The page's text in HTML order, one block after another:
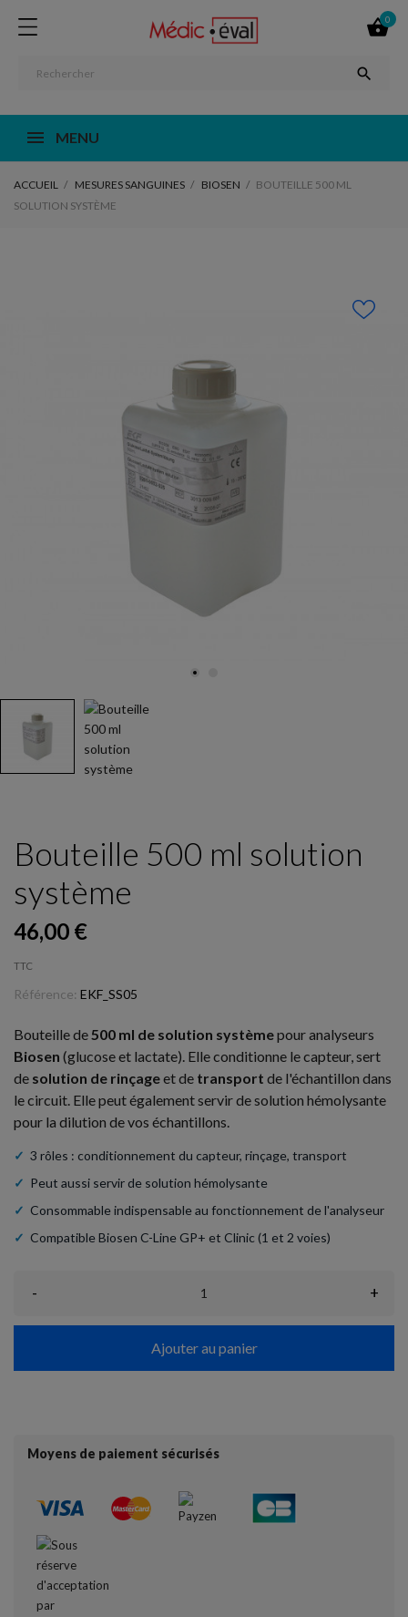

0

MENU
ACCUEIL MESURES SANGUINES BIOSEN
BOUTEILLE 500 ML
SOLUTION SYSTÈME
Bouteille 500 ml solution
système
46,00 €
TTC
Référence: EKF_SS05
Bouteille de 500 ml de solution systèmepour analyseurs
Biosen (glucose et lactate). Elle conditionne le capteur, sert
de solution de rinçageet de transport de l'échantillon dans
le circuit. Elle peut également servir de solution hémolysante
pour la dilution de vos échantillons.
✓ 3 rôles : conditionnement du capteur, rinçage, transport
✓ Peut aussi servir de solution hémolysante
✓ Consommable indispensable au fonctionnement de l'analyseur
✓ Compatible Biosen C-Line GP+ et Clinic (1 et 2 voies)
- +
Ajouter au panier
Moyens de paiement sécurisés